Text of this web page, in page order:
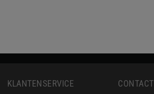
KLANTENSERVICE CONTACT